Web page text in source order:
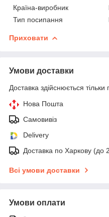
Країна-виробник
Тип посипання
Приховати
Умови доставки
Доставка здійснюється тільки
Нова Пошта
Самовивіз
Delivery
Доставка по Харкову (до
Всі умови доставки
Умови оплати